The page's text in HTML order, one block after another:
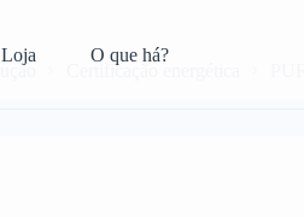
Loja O que há?
Certificação energética